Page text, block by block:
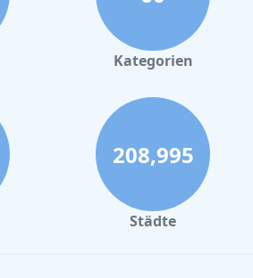
Kategorien
208,995
Städte